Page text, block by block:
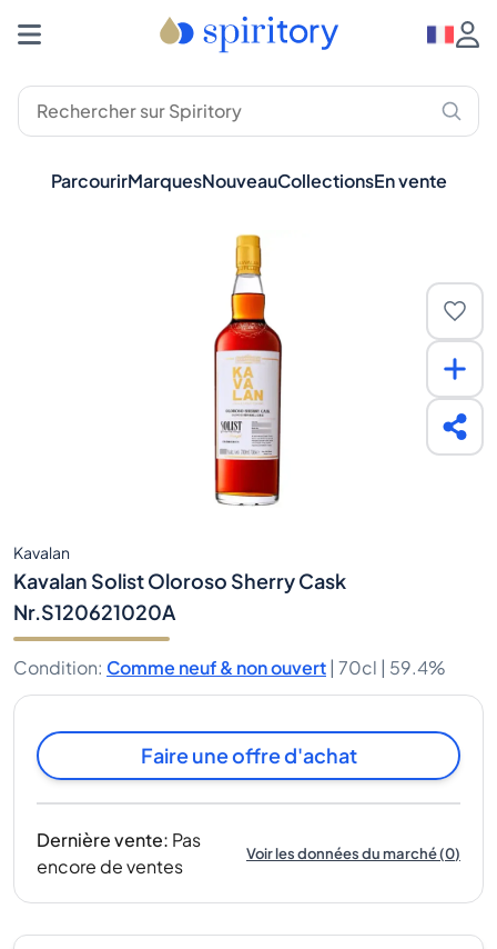
ParcourirMarquesNouveauCollectionsEn vente
Kavalan
Kavalan Solist Oloroso Sherry Cask
Nr.S120621020A
Condition: Comme neuf & non ouvert | 70cl | 59.4%
Faire une offre d'achat
Dernière vente: Pas
encore de ventes
Voir les données du marché(0)